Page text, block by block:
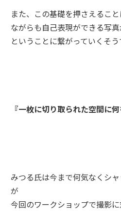
また、この基礎を押さえるこ
ながらも自己表現ができる写真
ということに繋がっていくそう
『一枚に切り取られた空間に
みつる氏は今まで何気なくシ
が
今回のワークショップで撮影